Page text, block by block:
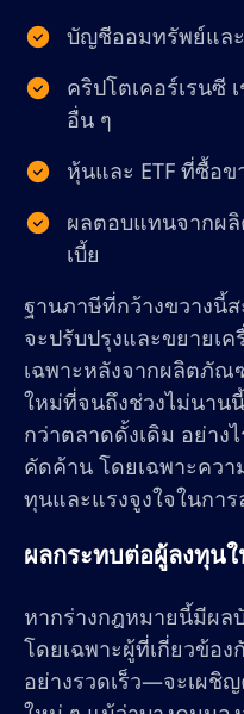
บัญชีออมทรัพย์และ
คริปโตเคอร์เรนซี
อื่น ๆ
หุ้นและ ETF ที่ซื้อ
ผลตอบแทนจากผ
เบี้ย
ฐานภาษีที่กว้างขวางนี้
จะปรับปรุงและขยายเ
เฉพาะหลังจากผลิตภัณ
ใหม่ที่จนถึงช่วงไม่นาน
กว่าตลาดดั้งเดิม อย่าง
คัดค้าน โดยเฉพาะควา
ทุนและแรงจูงใจในกา
ผลกระทบต่อผู้ลงทุน
หากร่างกฎหมายนี้มีผ
โดยเฉพาะผู้ที่เกี่ยวข้อ
อย่างรวดเร็ว—จะเผชิ